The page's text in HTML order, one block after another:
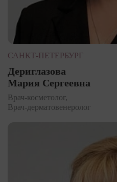
САНКТ-ПЕТЕРБУРГ
Дериглазова
Мария Сергеевна
Врач-косметолог,
Врач-дерматовенеролог